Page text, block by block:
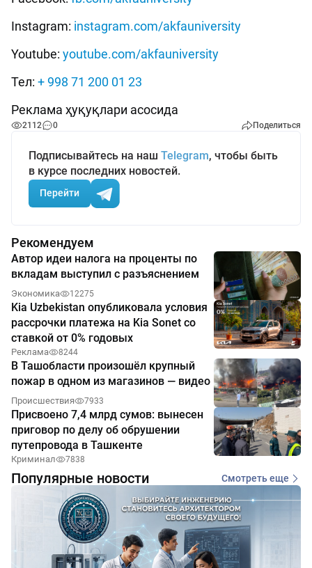
Instagram: instagram.com/akfauniversity
Youtube: youtube.com/akfauniversity
Тел: + 998 71 200 01 23
Реклама ҳуқуқлари асосида
2112 0 Поделиться
Подписывайтесь на наш Telegram, чтобы быть
в курсе последних новостей.
Перейти
Рекомендуем
Автор идеи налога на проценты по
вкладам выступил с разъяснением
Экономика 12275
Kia Uzbekistan опубликовала условия
рассрочки платежа на Kia Sonet со
ставкой от 0% годовых
Реклама 8244
В Ташобласти произошёл крупный
пожар в одном из магазинов — видео
Происшествия 7933
Присвоено 7,4 млрд сумов: вынесен
приговор по делу об обрушении
путепровода в Ташкенте
Криминал 7838
Популярные новости Смотреть еще